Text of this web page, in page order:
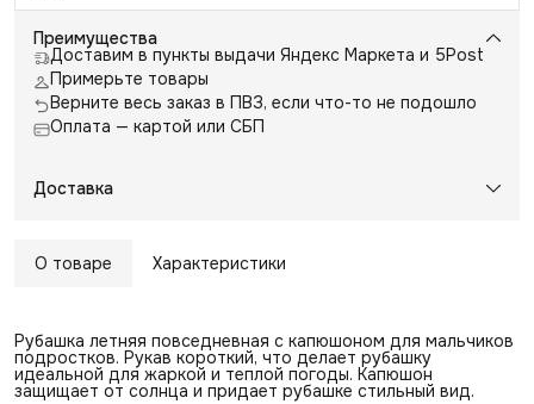
Преимущества
Доставим в пункты выдачи Яндекс Маркета и 5Post
Примерьте товары
Верните весь заказ в ПВЗ, если что-то не подошло
Оплата — картой или СБП
Доставка
О товаре Характеристики
Рубашка летняя повседневная с капюшоном для мальчиков
подростков. Рукав короткий, что делает рубашку
идеальной для жаркой и теплой погоды. Капюшон
защищает от солнца и придает рубашке стильный вид.